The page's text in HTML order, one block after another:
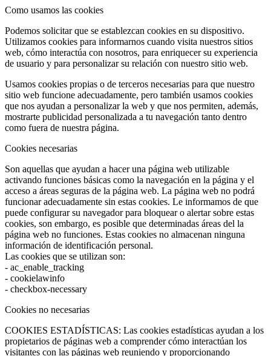
Como usamos las cookies
Podemos solicitar que se establezcan cookies en su dispositivo.
Utilizamos cookies para informarnos cuando visita nuestros sitios
web, cómo interactúa con nosotros, para enriquecer su experiencia
de usuario y para personalizar su relación con nuestro sitio web.
Usamos cookies propias o de terceros necesarias para que nuestro
sitio web funcione adecuadamente, pero también usamos cookies
que nos ayudan a personalizar la web y que nos permiten, además,
mostrarte publicidad personalizada a tu navegación tanto dentro
como fuera de nuestra página.
Cookies necesarias
Son aquellas que ayudan a hacer una página web utilizable
activando funciones básicas como la navegación en la página y el
acceso a áreas seguras de la página web. La página web no podrá
funcionar adecuadamente sin estas cookies. Le informamos de que
puede configurar su navegador para bloquear o alertar sobre estas
cookies, son embargo, es posible que determinadas áreas del la
página web no funciones. Estas cookies no almacenan ninguna
información de identificación personal.
Las cookies que se utilizan son:
- ac_enable_tracking
- cookielawinfo
- checkbox-necessary
Cookies no necesarias
COOKIES ESTADÍSTICAS: Las cookies estadísticas ayudan a los
propietarios de páginas web a comprender cómo interactúan los
visitantes con las páginas web reuniendo y proporcionando